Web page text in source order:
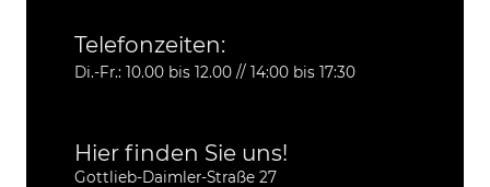
Telefonzeiten:
Di.-Fr.: 10.00 bis 12.00 // 14:00 bis 17:30
Hier finden Sie uns!
Gottlieb-Daimler-Straße 27